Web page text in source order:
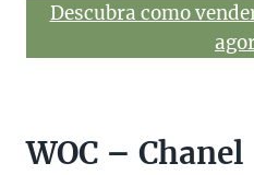
Descubra como
WOC – Chanel